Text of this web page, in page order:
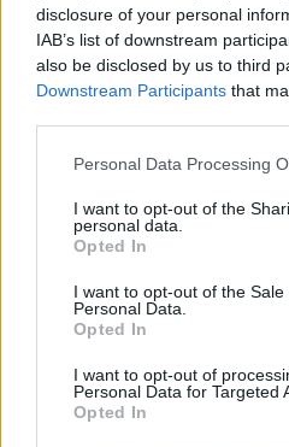
disclosure of your personal
IAB’s list of downstream
also be disclosed by us to third
Downstream Participants that
Please note that this website/
not limited to your visit or usage
grant or deny consent to
use your data for below
consent section.
Personal Data Processing
I want to opt-out of the
personal data.
Opted In
I want to opt-out of the Sale
Personal Data.
Opted In
I want to opt-out of
Personal Data for Targeted
Opted In